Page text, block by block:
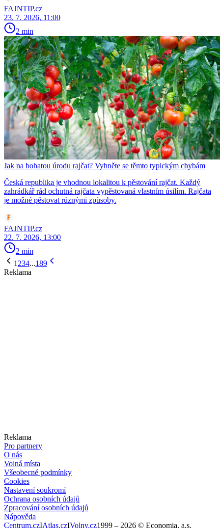
FAJNTIP.cz
23. 7. 2026, 11:00
2 min
Jak na bohatou úrodu rajčat? Vyhněte se těmto typickým chybám
Česká republika je vhodnou lokalitou k pěstování rajčat. Každý
zahrádkář rád ochutná rajčata vypěstovaná vlastním úsilím. Rajčata
je možné pěstovat různými způsoby.
FAJNTIP.cz
22. 7. 2026, 13:00
2 min
1 234...189
Reklama
Reklama
Pro partnery
O nás
Volná místa
Všeobecné podmínky
Cookies
Nastavení soukromí
Ochrana osobních údajů
Zpracování osobních údajů
Nápověda
Centrum.czIAtlas.czIVolny.cz1999 – 2026 © Economia, a.s.